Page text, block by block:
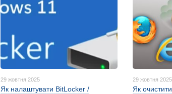
29 жовтня 2025
Як налаштувати BitLocker /
29 жовтня 2025
Як